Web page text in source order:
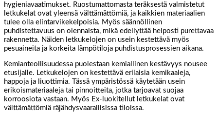
hygieniavaatimukset. Ruostumattomasta teräksestä valmistetut
letkukelat ovat yleensä välttämättömiä, ja kaikkien materiaalien
tulee olla elintarvikekelpoisia. Myös säännöllinen
puhdistettavuus on olennaista, mikä edellyttää helposti purettavaa
rakennetta. Näiden letkukelojen on usein kestettävä myös
pesuaineita ja korkeita lämpötiloja puhdistusprosessien aikana.
Kemianteollisuudessa puolestaan kemiallinen kestävyys nousee
etusijalle. Letkukelojen on kestettävä erilaisia kemikaaleja,
happoja ja liuottimia. Tässä ympäristössä käytetään usein
erikoismateriaaleja tai pinnoitteita, jotka tarjoavat suojaa
korroosiota vastaan. Myös Ex-luokitellut letkukelat ovat
välttämättömiä räjähdysvaarallisissa tiloissa.